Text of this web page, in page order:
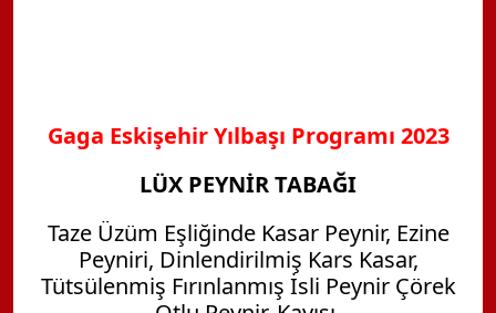
Gaga Eskişehir Yılbaşı Programı 2023
LÜX PEYNİR TABAĞI
Taze Üzüm Eşliğinde Kasar Peynir, Ezine
Peyniri, Dinlendirilmiş Kars Kasar,
Tütsülenmiş Fırınlanmış İsli Peynir Çörek